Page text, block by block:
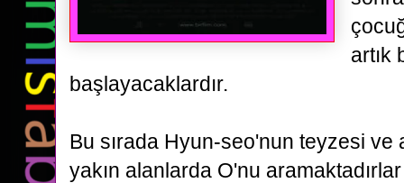
artık
başlayacaklardır.
Bu sırada Hyun-seo'nun teyzesi ve
yakın alanlarda O'nu